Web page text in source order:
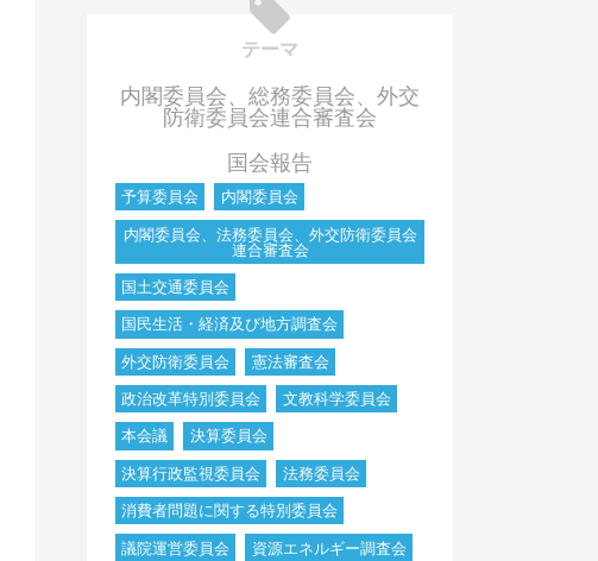
テーマ
内閣委員会、総務委員会、外交
防衛委員会連合審査会
国会報告
予算委員会
内閣委員会
内閣委員会、法務委員会、外交防衛委員会
連合審査会
国土交通委員会
国民生活・経済及び地方調査会
外交防衛委員会
憲法審査会
政治改革特別委員会
文教科学委員会
本会議
決算委員会
決算行政監視委員会
法務委員会
消費者問題に関する特別委員会
議院運営委員会
資源エネルギー調査会